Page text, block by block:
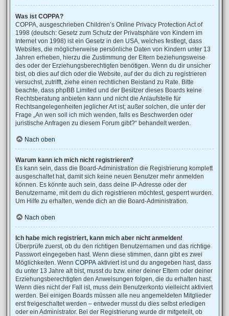
Was ist COPPA?
COPPA, ausgeschrieben Children’s Online Privacy Protection Act of
1998 (deutsch: Gesetz zum Schutz der Privatsphäre von Kindern im
Internet von 1998) ist ein Gesetz in den USA, welches festlegt, dass
Websites, die möglicherweise persönliche Daten von Kindern unter 13
Jahren erheben, hierzu die Zustimmung der Eltern beziehungsweise
des oder der Erziehungsberechtigten benötigen. Wenn du dir unsicher
bist, ob dies auf dich oder die Website, auf der du dich zu registrieren
versuchst, zutrifft, ziehe einen rechtlichen Beistand zu Rate. Bitte
beachte, dass phpBB Limited und der Besitzer dieses Boards keine
Rechtsberatung anbieten kann und nicht die Anlaufstelle für
Rechtsangelegenheiten jeglicher Art ist; außer solchen, die unter der
Frage „An wen soll ich mich wenden, falls es Beschwerden oder
juristische Anfragen zu diesem Forum gibt?“ behandelt werden.
Nach oben
Warum kann ich mich nicht registrieren?
Es kann sein, dass die Board-Administration die Registrierung komplett
ausgeschaltet hat, damit sich keine neuen Benutzer mehr anmelden
können. Es könnte auch sein, dass deine IP-Adresse oder der
Benutzername, mit dem du dich registrieren möchtest, gesperrt wurden.
Um Hilfe zu erhalten, wende dich an die Board-Administration.
Nach oben
Ich habe mich registriert, kann mich aber nicht anmelden!
Überprüfe zuerst, ob du den richtigen Benutzernamen und das richtige
Passwort eingegeben hast. Wenn diese stimmen, dann gibt es zwei
Möglichkeiten. Wenn COPPA aktiviert ist und du angegeben hast, dass
du unter 13 Jahre alt bist, musst du bzw. einer deiner Eltern oder deiner
Erziehungsberechtigten den Anweisungen folgen, die du erhalten hast.
Wenn dies nicht der Fall ist, muss dein Benutzerkonto vielleicht aktiviert
werden. Bei einigen Boards müssen alle neu angemeldeten Mitglieder
erst freigeschaltet werden – entweder musst du dies selbst erledigen
oder ein Administrator. Bei der Registrierung wurde dir mitgeteilt, ob